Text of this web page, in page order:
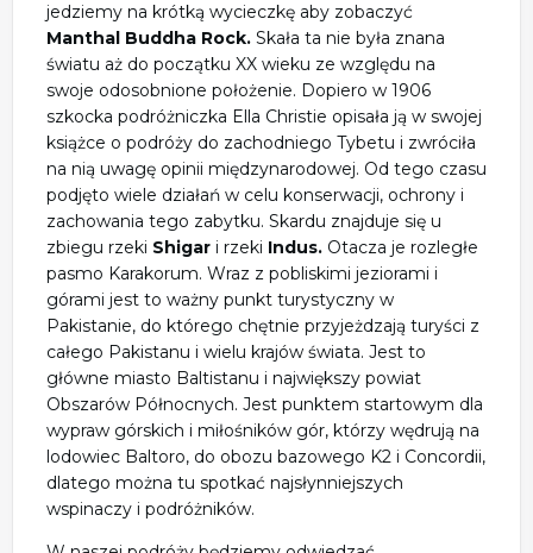
jedziemy na krótką wycieczkę aby zobaczyć
Manthal Buddha Rock. Skała ta nie była znana
światu aż do początku XX wieku ze względu na
swoje odosobnione położenie. Dopiero w 1906
szkocka podróżniczka Ella Christie opisała ją w swojej
książce o podróży do zachodniego Tybetu i zwróciła
na nią uwagę opinii międzynarodowej. Od tego czasu
podjęto wiele działań w celu konserwacji, ochrony i
zachowania tego zabytku. Skardu znajduje się u
zbiegu rzeki Shigar i rzeki Indus. Otacza je rozległe
pasmo Karakorum. Wraz z pobliskimi jeziorami i
górami jest to ważny punkt turystyczny w
Pakistanie, do którego chętnie przyjeżdzają turyści z
całego Pakistanu i wielu krajów świata. Jest to
główne miasto Baltistanu i największy powiat
Obszarów Północnych. Jest punktem startowym dla
wypraw górskich i miłośników gór, którzy wędrują na
lodowiec Baltoro, do obozu bazowego K2 i Concordii,
dlatego można tu spotkać najsłynniejszych
wspinaczy i podróżników.